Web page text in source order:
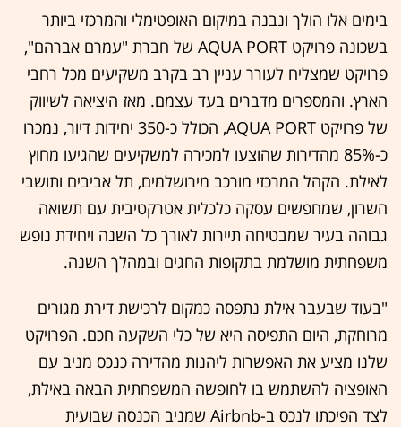
בימים אלו הולך ונבנה במיקום האופטימלי והמרכזי ביותר
בשכונה פרויקט AQUA PORT של חברת "עמרם אברהם",
פרויקט שמצליח לעורר עניין רב בקרב משקיעים מכל רחבי
הארץ. והמספרים מדברים בעד עצמם. מאז היציאה לשיווק
של פרויקט AQUA PORT, הכולל כ-350 יחידות דיור, נמכרו
כ-85% מהדירות שהוצעו למכירה למשקיעים שהגיעו מחוץ
לאילת. הקהל המרכזי מורכב מירושלמים, תל אביבים ותושבי
השרון, שמחפשים עסקה כלכלית אטרקטיבית עם תשואה
גבוהה בעיר שמבטיחה תיירות לאורך כל השנה ויחידת נופש
משפחתית מושלמת בתקופות החגים ובמהלך השנה.
"בעוד שבעבר אילת נתפסה כמקום לרכישת דירת מגורים
מרוחקת, היום התפיסה היא של כלי השקעה חכם. הפרויקט
שלנו מציע את האפשרות ליהנות מהדירה כנכס מניב עם
האופציה להשתמש בו לחופשה המשפחתית הבאה באילת,
לצד הפיכתו לנכס ב-Airbnb שמניב הכנסה שבועית